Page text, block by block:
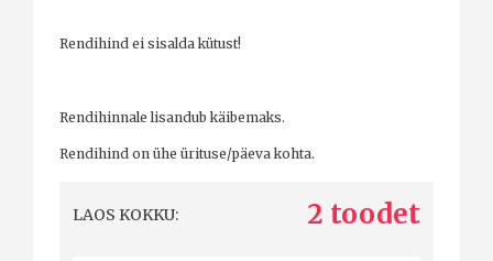
Rendihind ei sisalda kütust!
Rendihinnale lisandub käibemaks.
Rendihind on ühe ürituse/päeva kohta.
LAOS KOKKU: 2 toodet